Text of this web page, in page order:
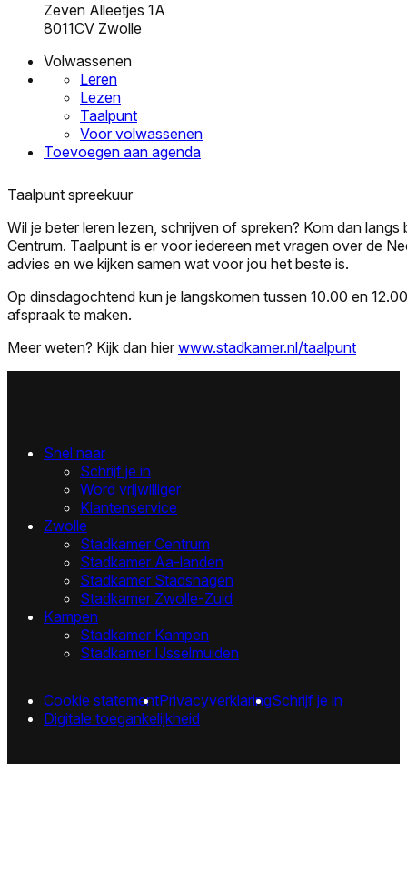
Zeven Alleetjes 1A
8011CV Zwolle
Volwassenen
Leren
Lezen
Taalpunt
Voor volwassenen
Toevoegen aan agenda
Taalpunt spreekuur
Wil je beter leren lezen, schrijven of spreken? Kom dan langs
Centrum. Taalpunt is er voor iedereen met vragen over de
advies en we kijken samen wat voor jou het beste is.
Op dinsdagochtend kun je langskomen tussen 10.00 en
afspraak te maken.
Meer weten? Kijk dan hier www.stadkamer.nl/taalpunt
Snel naar
Schrijf je in
Word vrijwilliger
Klantenservice
Zwolle
Stadkamer Centrum
Stadkamer Aa-landen
Stadkamer Stadshagen
Stadkamer Zwolle-Zuid
Kampen
Stadkamer Kampen
Stadkamer IJsselmuiden
Cookie statementPrivacyverklaringSchrijf je in
Digitale toegankelijkheid